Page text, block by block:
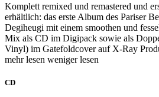
Komplett remixed und remastered und
erhältlich: das erste Album des Pariser
Degiheugi mit einem smoothen und
Mix als CD im Digipack sowie als
Vinyl) im Gatefoldcover auf X-Ray
mehr lesen weniger lesen
CD